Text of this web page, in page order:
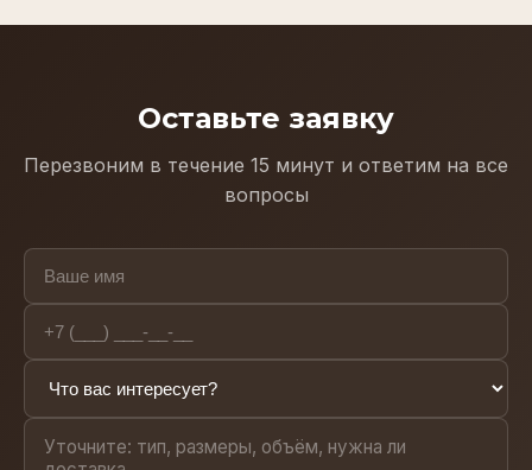
Оставьте заявку
Перезвоним в течение 15 минут и ответим на все
вопросы